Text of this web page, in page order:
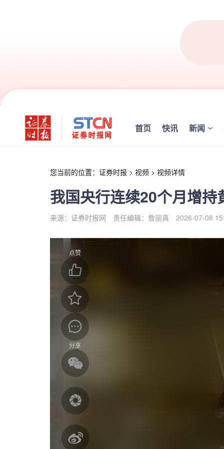
首页 快讯 新闻
您当前的位置： 证券时报 > 视频 > 视频详情
我国央行连续20个月增持
来源：证券时报网 责任编辑：詹丽真 2026-07-08
点赞
分享